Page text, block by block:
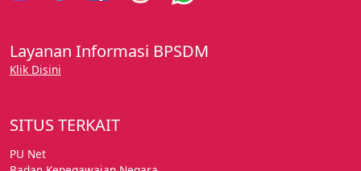
Layanan Informasi BPSDM
Klik Disini
SITUS TERKAIT
PU Net